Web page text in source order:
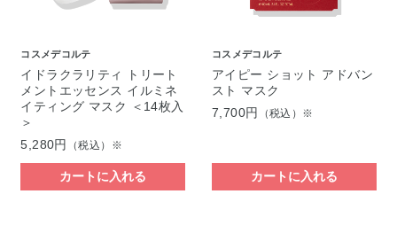
コスメデコルテ
イドラクラリティ トリート
メントエッセンス イルミネ
イティング マスク ＜14枚入
＞
5,280円
（税込）※
カートに入れる
コスメデコルテ
アイピー ショット アドバン
スト マスク
7,700円
（税込）※
カートに入れる